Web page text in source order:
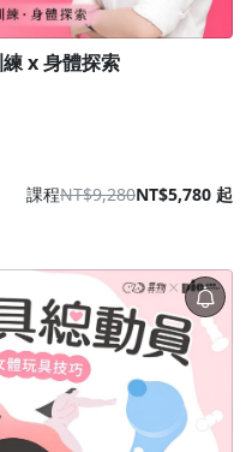
x 身體探索
課程NT$9,280NT$5,780 起
清單